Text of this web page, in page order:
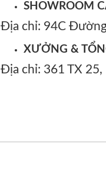
SHOWROOM
Địa chỉ: 94C
XƯỞNG &
Địa chỉ: 361 TX 25,